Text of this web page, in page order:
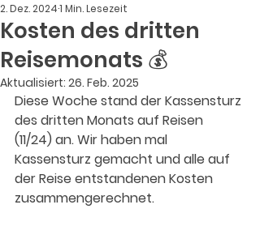
Kosten des dritten
Reisemonats 💰
2. Dez. 20241 Min. Lesezeit
Aktualisiert: 26. Feb. 2025
Diese Woche stand der Kassensturz
des dritten Monats auf Reisen
(11/24) an. Wir haben mal
Kassensturz gemacht und alle auf
der Reise entstandenen Kosten
zusammengerechnet.